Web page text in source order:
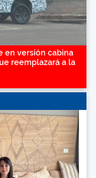
en versión cabina
reemplazará a la